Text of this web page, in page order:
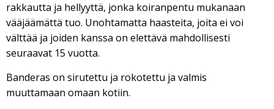
rakkautta ja hellyyttä, jonka koiranpentu mukanaan
vääjäämättä tuo. Unohtamatta haasteita, joita ei voi
välttää ja joiden kanssa on elettävä mahdollisesti
seuraavat 15 vuotta.
Banderas on sirutettu ja rokotettu ja valmis
muuttamaan omaan kotiin.